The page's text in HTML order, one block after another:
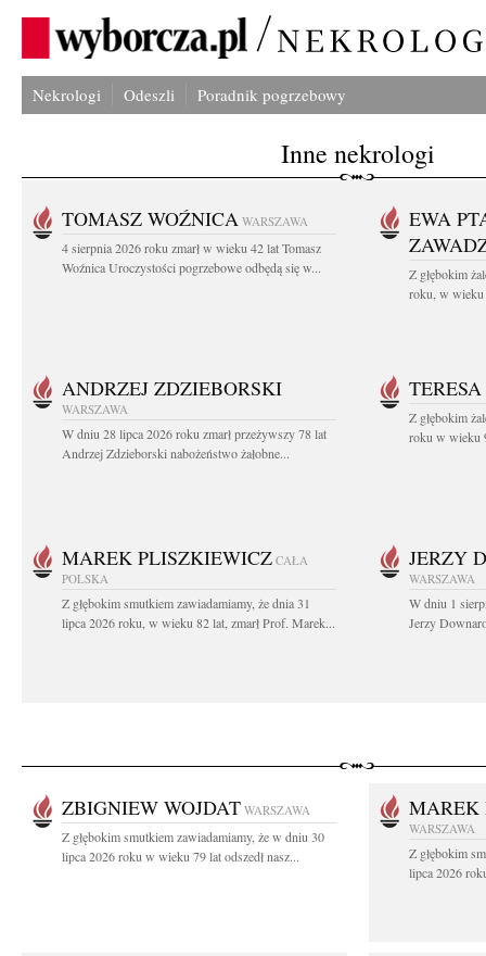
Nekrologi Odeszli Poradnik pogrzebowy
Inne nekrologi
TOMASZ WOŹNICA WARSZAWA
4 sierpnia 2026 roku zmarł w wieku 42 lat Tomasz
Woźnica Uroczystości pogrzebowe odbędą się w...
EWA
Z głębokim
roku, w wieku
ANDRZEJ ZDZIEBORSKI
WARSZAWA
W dniu 28 lipca 2026 roku zmarł przeżywszy 78 lat
Andrzej Zdzieborski nabożeństwo żałobne...
Z głębokim
roku w wieku
MAREK PLISZKIEWICZ CAŁA
POLSKA
Z głębokim smutkiem zawiadamiamy, że dnia 31
lipca 2026 roku, w wieku 82 lat, zmarł Prof. Marek...
JERZY
WARSZAWA
W dniu 1
Jerzy
ZBIGNIEW WOJDAT WARSZAWA
Z głębokim smutkiem zawiadamiamy, że w dniu 30
lipca 2026 roku w wieku 79 lat odszedł nasz...
MAREK
WARSZAWA
Z głębokim
lipca 2026